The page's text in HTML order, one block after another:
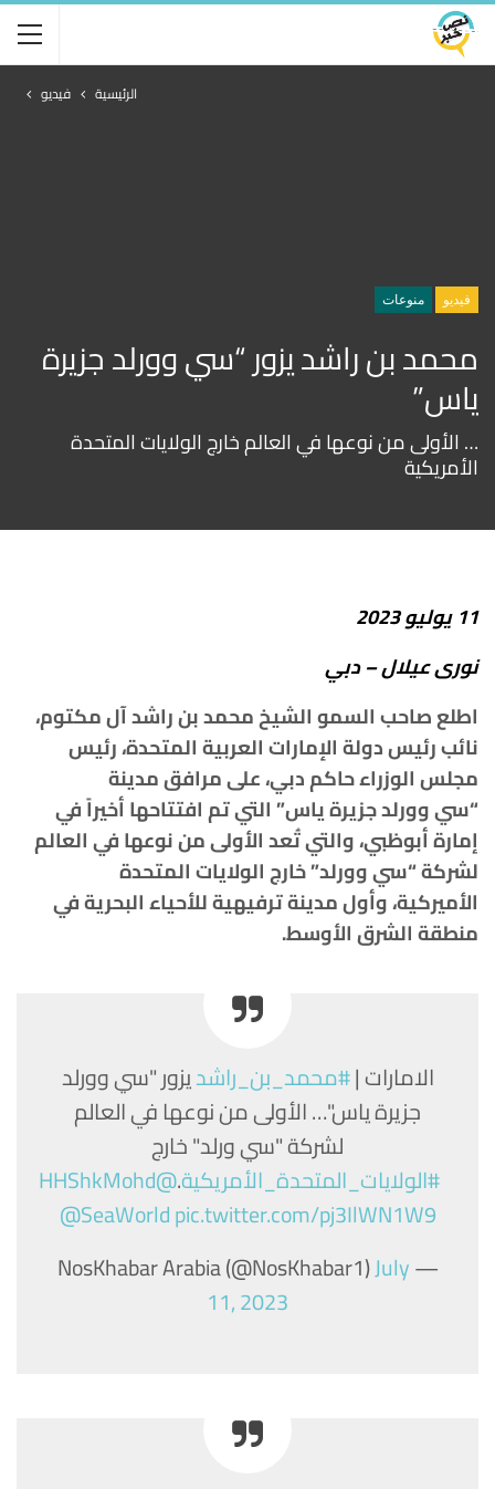
الرئيسية فيديو
فيديو منوعات
محمد بن راشد يزور “سي وورلد جزيرة
ياس”
… الأولى من نوعها في العالم خارج الولايات المتحدة
الأمريكية
11 يوليو2023
نورىعيلال–دبي
اطلعصاحبالسموالشيخمحمدبنراشدآلمكتوم،
نائبرئيسدولةالإماراتالعربيةالمتحدة،رئيس
مجلسالوزراءحاكمدبي،علىمرافقمدينة
“سيوورلدجزيرةياس”التيتمافتتاحهاأخيراًفي
إمارةأبوظبي،والتيتُعدالأولىمننوعهافيالعالم
لشركة“سيوورلد”خارجالولاياتالمتحدة
الأميركية،وأولمدينةترفيهيةللأحياءالبحريةفي
منطقةالشرقالأوسط.
الامارات |#محمد_بن_راشديزور "سي وورلد
جزيرة ياس"… الأولى من نوعها في العالم
لشركة "سي ورلد" خارج
#الولايات_المتحدة_الأمريكية.
@HHShkMohd
@SeaWorldpic.twitter.com/pj3IlWN1W9
— NosKhabar Arabia (@NosKhabar1)
July
11, 2023